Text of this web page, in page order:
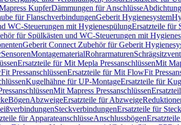
KupferDämmungen für Anschlüsse
für FlanschverbindungenGeberit Hygienesystem
WC-Steuerungen mit HygienespülungErsatzteile für
für Spülkästen und WC-Steuerungen mit
Geberit Connect Zubehör für Geberit
SensorenMontagematerialRohrarmaturen
Ersatzteile für Mit Mepla PressanschlüssenMit
PressanschlüssenErsatzteile für Mit FlowFit
Kugelhähne für UP-MontageErsatzteile für
Mit Mapress Pressanschlüssen
BögenAbzweigeErsatzteile für Abzweige
SteckverbindungenErsatzteile für
für ApparateanschlüsseAnschlussbögen